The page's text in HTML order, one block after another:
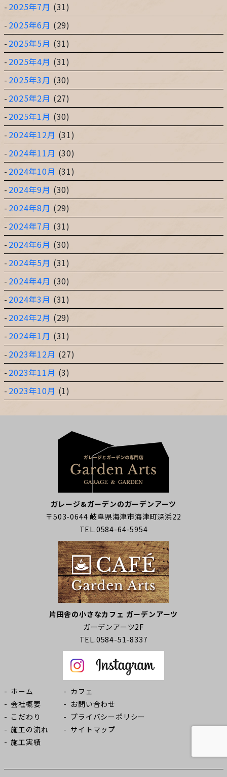
2025年7月 (31)
2025年6月 (29)
2025年5月 (31)
2025年4月 (31)
2025年3月 (30)
2025年2月 (27)
2025年1月 (30)
2024年12月 (31)
2024年11月 (30)
2024年10月 (31)
2024年9月 (30)
2024年8月 (29)
2024年7月 (31)
2024年6月 (30)
2024年5月 (31)
2024年4月 (30)
2024年3月 (31)
2024年2月 (29)
2024年1月 (31)
2023年12月 (27)
2023年11月 (3)
2023年10月 (1)
ガレージ&ガーデンのガーデンアーツ
〒503-0644 岐阜県海津市海津町深浜22
TEL.0584-64-5954
片田舎の小さなカフェ ガーデンアーツ
ガーデンアーツ2F
TEL.0584-51-8337
ホーム
会社概要
こだわり
施工の流れ
施工実績
カフェ
お問い合わせ
プライバシーポリシー
サイトマップ